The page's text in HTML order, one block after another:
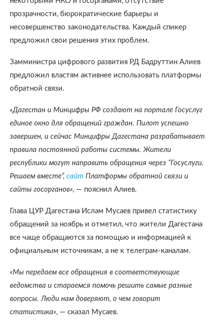
прозрачности, бюрократические барьеры и
несовершенство законодательства. Каждый спикер
предложил свои решения этих проблем.
Замминистра цифрового развития РД Бадруттин Алиев
предложил властям активнее использовать платформы
обратной связи.
«Дагестан и Минцифры РФ создают на портале Госуслуг
единое окно для обращений граждан. Пилот успешно
завершен, и сейчас Минцифры Дагестана разрабатывает
правила постоянной работы системы. Жители
республики могут направить обращения через “Госуслуги.
Решаем вместе”, сайт Платформы обратной связи и
сайты госорганов», — пояснил Алиев.
Глава ЦУР Дагестана Ислам Мусаев привел статистику
обращений за ноябрь и отметил, что жители Дагестана
все чаще обращаются за помощью и информацией к
официальным источникам, а не к телеграм-каналам.
«Мы передаем все обращения в соответствующие
ведомства и стараемся помочь решить самые разные
вопросы. Люди нам доверяют, о чем говорит
статистика», — сказал Мусаев.